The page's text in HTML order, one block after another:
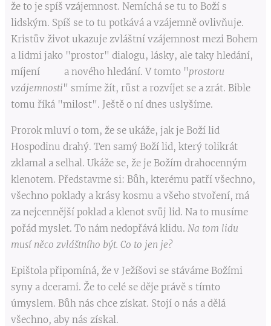
že to je spíš vzájemnost. Nemíchá se tu to Boží s
lidským. Spíš se to tu potkává a vzájemně ovlivňuje.
Kristův život ukazuje zvláštní vzájemnost mezi Bohem
a lidmi jako "prostor" dialogu, lásky, ale taky hledání,
míjení a nového hledání. V tomto "prostoru
vzájemnosti" smíme žít, růst a rozvíjet se a zrát. Bible
tomu říká "milost". Ještě o ní dnes uslyšíme.
Prorok mluví o tom, že se ukáže, jak je Boží lid
Hospodinu drahý. Ten samý Boží lid, který tolikrát
zklamal a selhal. Ukáže se, že je Božím drahocenným
klenotem. Představme si: Bůh, kterému patří všechno,
všechno poklady a krásy kosmu a všeho stvoření, má
za nejcennější poklad a klenot svůj lid. Na to musíme
pořád myslet. To nám nedopřává klidu. Na tom lidu
musí něco zvláštního být. Co to jen je?
Epištola připomíná, že v Ježíšovi se stáváme Božími
syny a dcerami. Že to celé se děje právě s tímto
úmyslem. Bůh nás chce získat. Stojí o nás a dělá
všechno, aby nás získal.